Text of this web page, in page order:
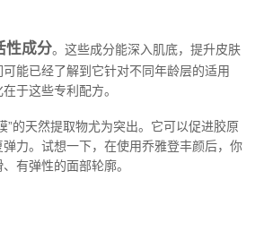
性成分。这些成分能深入肌底，提升皮肤
能已经了解到它针对不同年龄层的适用
于这些专利配方。
”的天然提取物尤为突出。它可以促进胶原
力。试想一下，在使用乔雅登丰颜后，你
有弹性的面部轮廓。